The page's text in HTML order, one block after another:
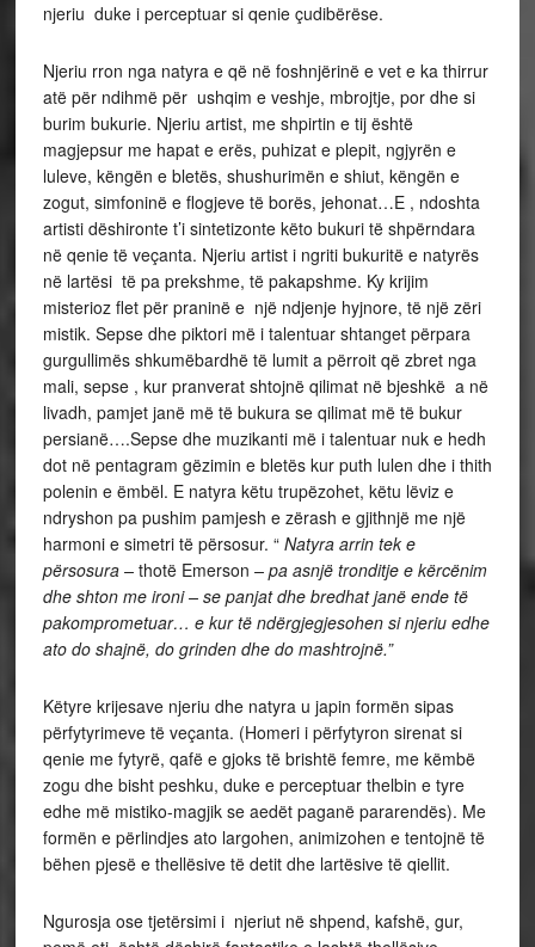
njeriu duke i perceptuar si qenie çudibërëse.
Njeriu rron nga natyra e që në foshnjërinë e vet e ka thirrur
atë për ndihmë për ushqim e veshje, mbrojtje, por dhe si
burim bukurie. Njeriu artist, me shpirtin e tij është
magjepsur me hapat e erës, puhizat e plepit, ngjyrën e
luleve, këngën e bletës, shushurimën e shiut, këngën e
zogut, simfoninë e flogjeve të borës, jehonat…E , ndoshta
artisti dëshironte t’i sintetizonte këto bukuri të shpërndara
në qenie të veçanta. Njeriu artist i ngriti bukuritë e natyrës
në lartësi të pa prekshme, të pakapshme. Ky krijim
misterioz flet për praninë e një ndjenje hyjnore, të një zëri
mistik. Sepse dhe piktori më i talentuar shtanget përpara
gurgullimës shkumëbardhë të lumit a përroit që zbret nga
mali, sepse , kur pranverat shtojnë qilimat në bjeshkë a në
livadh, pamjet janë më të bukura se qilimat më të bukur
persianë….Sepse dhe muzikanti më i talentuar nuk e hedh
dot në pentagram gëzimin e bletës kur puth lulen dhe i thith
polenin e ëmbël. E natyra këtu trupëzohet, këtu lëviz e
ndryshon pa pushim pamjesh e zërash e gjithnjë me një
harmoni e simetri të përsosur. “ Natyra arrin tek e
përsosura – thotë Emerson – pa asnjë tronditje e kërcënim
dhe shton me ironi – se panjat dhe bredhat janë ende të
pakomprometuar… e kur të ndërgjegjesohen si njeriu edhe
ato do shajnë, do grinden dhe do mashtrojnë.”
Këtyre krijesave njeriu dhe natyra u japin formën sipas
përfytyrimeve të veçanta. (Homeri i përfytyron sirenat si
qenie me fytyrë, qafë e gjoks të brishtë femre, me këmbë
zogu dhe bisht peshku, duke e perceptuar thelbin e tyre
edhe më mistiko-magjik se aedët paganë pararendës). Me
formën e përlindjes ato largohen, animizohen e tentojnë të
bëhen pjesë e thellësive të detit dhe lartësive të qiellit.
Ngurosja ose tjetërsimi i njeriut në shpend, kafshë, gur,